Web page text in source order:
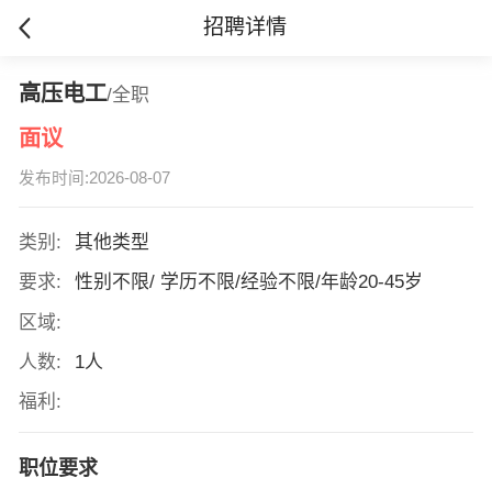
招聘详情
高压电工/全职
面议
发布时间:2026-08-07
类别:
其他类型
要求:
性别不限/ 学历不限/经验不限/年龄20-45岁
区域:
人数:
1人
福利:
职位要求